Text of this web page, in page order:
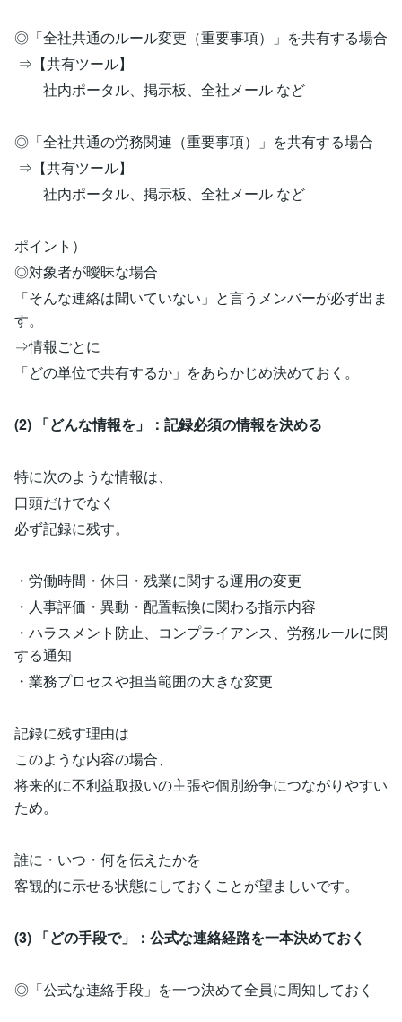
◎「全社共通のルール変更（重要事項）」を共有する場合
⇒【共有ツール】
社内ポータル、掲示板、全社メール など
◎「全社共通の労務関連（重要事項）」を共有する場合
⇒【共有ツール】
社内ポータル、掲示板、全社メール など
ポイント）
◎対象者が曖昧な場合
「そんな連絡は聞いていない」と言うメンバーが必ず出ま
す。
⇒情報ごとに
「どの単位で共有するか」をあらかじめ決めておく。
(2) 「どんな情報を」：記録必須の情報を決める
特に次のような情報は、
口頭だけでなく
必ず記録に残す。
・労働時間・休日・残業に関する運用の変更
・人事評価・異動・配置転換に関わる指示内容
・ハラスメント防止、コンプライアンス、労務ルールに関
する通知
・業務プロセスや担当範囲の大きな変更
記録に残す理由は
このような内容の場合、
将来的に不利益取扱いの主張や個別紛争につながりやすい
ため。
誰に・いつ・何を伝えたかを
客観的に示せる状態にしておくことが望ましいです。
(3) 「どの手段で」：公式な連絡経路を一本決めておく
◎「公式な連絡手段」を一つ決めて全員に周知しておく